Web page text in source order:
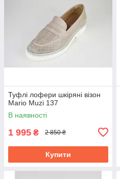
Туфлі лофери шкіряні візон
Mario Muzi 137
В наявності
1 995 ₴ 2 850 ₴
Купити